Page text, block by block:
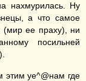
нахмурилась. Ну
а что самое
(мир ее праху), ни
посильней
уе^@нам где